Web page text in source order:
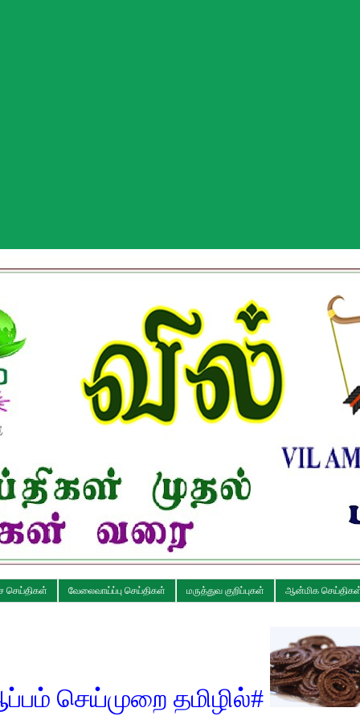
செய்திகள் வேலைவாய்ப்பு செய்திகள் மருத்துவ குறிப்புகள் ஆன்மிக
தமிழில்# கேழ்வரகு